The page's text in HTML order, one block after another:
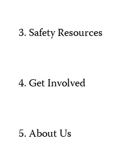
Safety Resources
Get Involved
About Us